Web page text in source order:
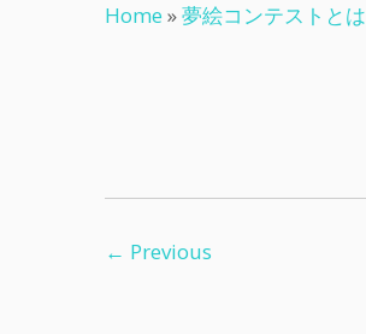
Home »夢絵コンテストとは
← Previous